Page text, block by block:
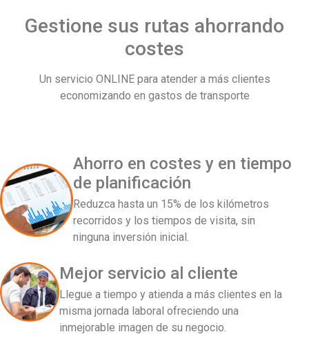
Gestione sus rutas ahorrando
costes
Un servicio ONLINE para atender a más clientes
economizando en gastos de transporte
Ahorro en costes y en tiempo
de planificación
Reduzca hasta un 15% de los kilómetros
recorridos y los tiempos de visita, sin
ninguna inversión inicial.
Mejor servicio al cliente
Llegue a tiempo y atienda a más clientes en la
misma jornada laboral ofreciendo una
inmejorable imagen de su negocio.